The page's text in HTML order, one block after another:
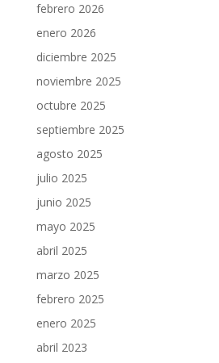
febrero 2026
enero 2026
diciembre 2025
noviembre 2025
octubre 2025
septiembre 2025
agosto 2025
julio 2025
junio 2025
mayo 2025
abril 2025
marzo 2025
febrero 2025
enero 2025
abril 2023